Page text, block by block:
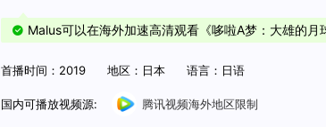
Malus可以在海外加速高清观看《哆啦A梦：大雄的
首播时间：2019 地区：日本 语言：日语
国内可播放视频源: 腾讯视频海外地区限制